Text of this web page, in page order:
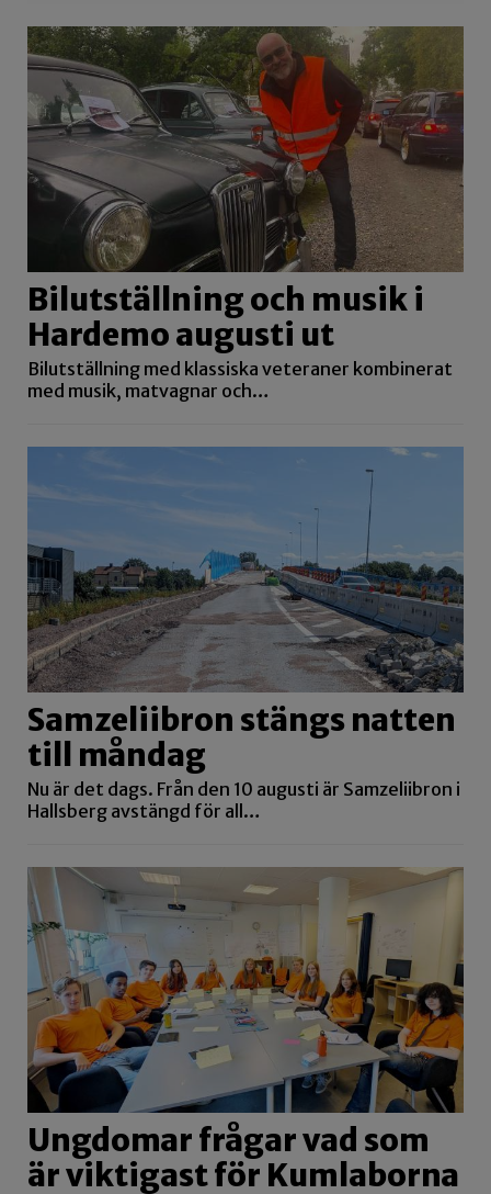
Bilutställning och musik i
Hardemo augusti ut
Bilutställning med klassiska veteraner kombinerat
med musik, matvagnar och…
Samzeliibron stängs natten
till måndag
Nu är det dags. Från den 10 augusti är Samzeliibron i
Hallsberg avstängd för all…
Ungdomar frågar vad som
är viktigast för Kumlaborna